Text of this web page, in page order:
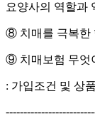
요양사의 역할과
⑧ 치매를 극복한
⑨ 치매보험 무엇
: 가입조건 및 상